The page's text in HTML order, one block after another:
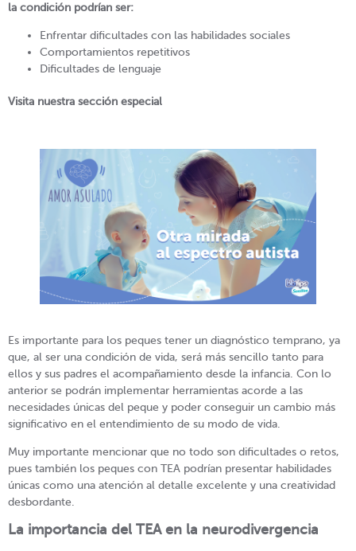
la condición podrían ser:
Enfrentar dificultades con las habilidades sociales
Comportamientos repetitivos
Dificultades de lenguaje
Visita nuestra sección especial
Es importante para los peques tener un diagnóstico temprano, ya
que, al ser una condición de vida, será más sencillo tanto para
ellos y sus padres el acompañamiento desde la infancia. Con lo
anterior se podrán implementar herramientas acorde a las
necesidades únicas del peque y poder conseguir un cambio más
significativo en el entendimiento de su modo de vida.
Muy importante mencionar que no todo son dificultades o retos,
pues también los peques con TEA podrían presentar habilidades
únicas como una atención al detalle excelente y una creatividad
desbordante.
La importancia del TEA en la neurodivergencia